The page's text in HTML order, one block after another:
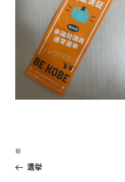
投
稿
前
の
前
選挙